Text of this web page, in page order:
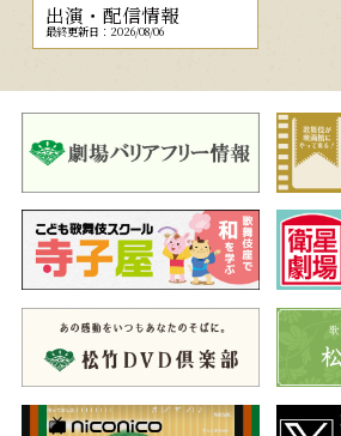
出演・配信情報
最終更新日：2026/08/06